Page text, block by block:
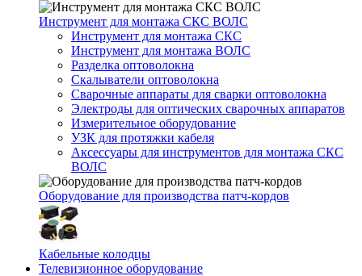
Инструмент для монтажа СКС ВОЛС
Инструмент для монтажа СКС
Инструмент для монтажа ВОЛС
Разделка оптоволокна
Скалыватели оптоволокна
Сварочные аппараты для сварки оптоволокна
Электроды для оптических сварочных аппаратов
Измерительное оборудование
УЗК для протяжки кабеля
Аксессуары для инструментов для монтажа СКС
ВОЛС
Оборудование для производства патч-кордов
Кабельные колодцы
Телевизионное оборудование